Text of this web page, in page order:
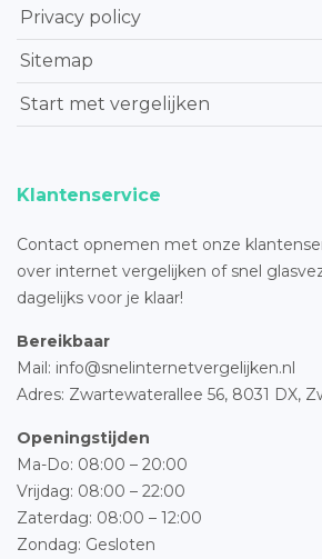
Privacy policy
Sitemap
Start met vergelijken
Klantenservice
Contact opnemen met onze
over internet vergelijken of snel
dagelijks voor je klaar!
Bereikbaar
Mail: info@snelinternetvergelijken.nl
Adres: Zwartewaterallee 56, 8031 DX,
Openingstijden
Ma-Do: 08:00 – 20:00
Vrijdag: 08:00 – 22:00
Zaterdag: 08:00 – 12:00
Zondag: Gesloten